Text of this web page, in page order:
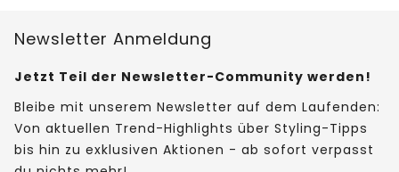
Newsletter Anmeldung
Jetzt Teil der Newsletter-Community werden!
Bleibe mit unserem Newsletter auf dem Laufenden:
Von aktuellen Trend-Highlights über Styling-Tipps
bis hin zu exklusiven Aktionen - ab sofort verpasst